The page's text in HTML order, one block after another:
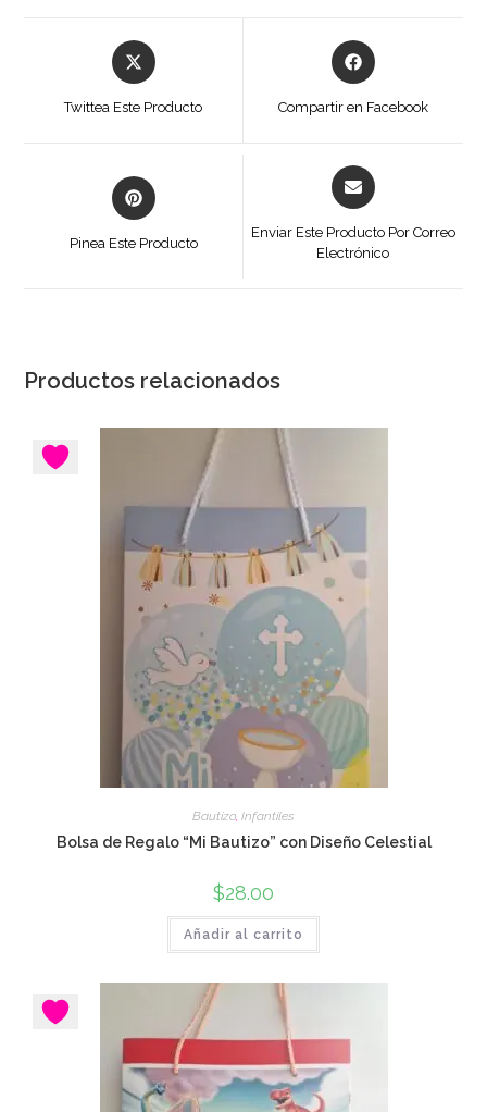
Se
abre
Twittea Este Producto
Se
abre
ventana
Compartir en Facebook
Se
abre
Pinea Este Producto
Se
abre
Enviar Este Producto Por Correo
Electrónico
Productos relacionados
Bautizo, Infantiles
Bolsa de Regalo “Mi Bautizo” con Diseño Celestial
$28.00
Añadir al carrito